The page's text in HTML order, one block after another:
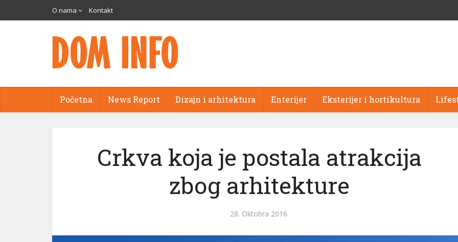
O nama Kontakt
Početna News Report Dizajn i arhitektura Enterijer Eksterijer i hortikultura
Crkva koja je postala atrakcija
zbog arhitekture
28. Oktobra 2016.